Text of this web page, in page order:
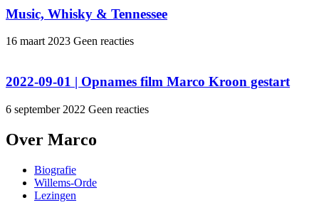
Music, Whisky & Tennessee
16 maart 2023 Geen reacties
2022-09-01 | Opnames film Marco Kroon gestart
6 september 2022 Geen reacties
Over Marco
Biografie
Willems-Orde
Lezingen